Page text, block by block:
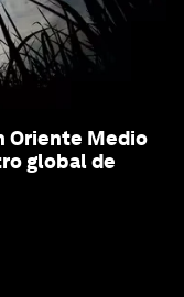
Oriente Medio
global de